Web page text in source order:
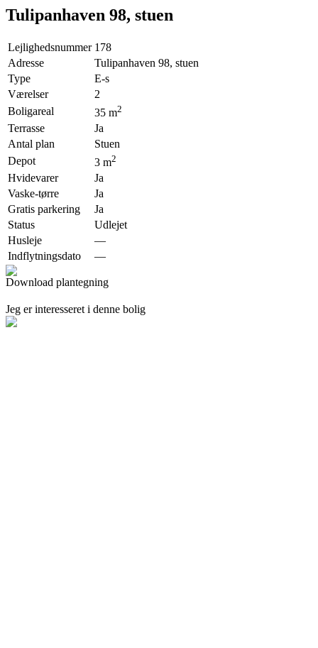
Tulipanhaven 98, stuen
Lejlighedsnummer 178
Adresse
Tulipanhaven 98, stuen
Type
E-s
Værelser
2
Boligareal
35 m2
Terrasse
Ja
Antal plan
Stuen
Depot
3 m2
Hvidevarer
Ja
Vaske-tørre
Ja
Gratis parkering
Ja
Status
Udlejet
Husleje
—
Indflytningsdato
—
Download plantegning
Jeg er interesseret i denne bolig